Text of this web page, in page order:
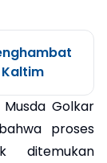
Golkar
proses
ditemukan